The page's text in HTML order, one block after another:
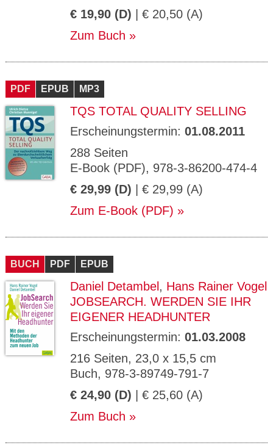
€ 19,90 (D) | € 20,50 (A)
Zum Buch
PDF EPUB MP3
TQS TOTAL QUALITY SELLING
Erscheinungstermin: 01.08.2011
288 Seiten
E-Book (PDF), 978-3-86200-474-4
€ 29,99 (D) | € 29,99 (A)
Zum E-Book (PDF)
BUCH PDF EPUB
Daniel Detambel , Hans Rainer Vogel
JOBSEARCH. WERDEN SIE IHR
EIGENER HEADHUNTER
Erscheinungstermin: 01.03.2008
216 Seiten, 23,0 x 15,5 cm
Buch, 978-3-89749-791-7
€ 24,90 (D) | € 25,60 (A)
Zum Buch